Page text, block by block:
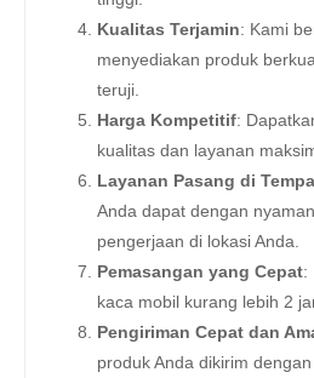
Kualitas Terjamin: Kami
menyediakan produk
teruji.
Harga Kompetitif:
kualitas dan layanan
Layanan Pasang di
Anda dapat dengan
pengerjaan di lokasi Anda.
Pemasangan yang Cepat:
kaca mobil kurang lebih 2
Pengiriman Cepat dan
produk Anda dikirim